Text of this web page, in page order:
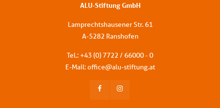
ALU-Stiftung GmbH
Lamprechtshausener Str. 61
A-5282 Ranshofen
Tel.: +43 (0) 7722 / 66000 - 0
E-Mail:office@alu-stiftung.at